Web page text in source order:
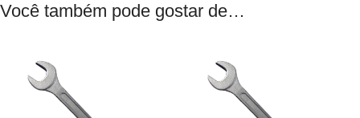
Você também pode gostar de…